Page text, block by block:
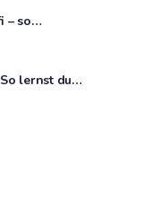
– so…
lernst du…